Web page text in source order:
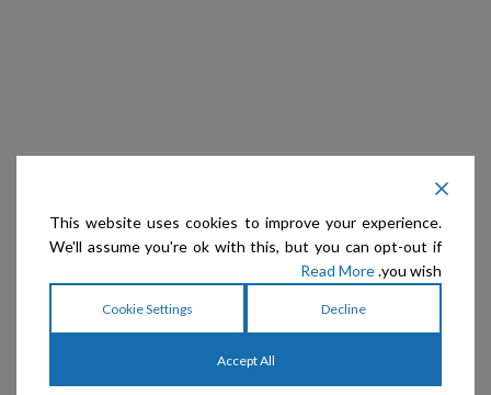
This website uses cookies to improve your experience.
We'll assume you're ok with this, but you can opt-out if
you wish.
Read More
Decline
Cookie Settings
Accept All